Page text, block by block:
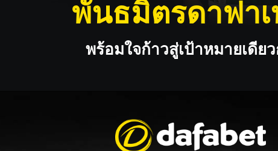
พันธมิตรดาฟา
พร้อมใจก้าวสู่เป้าหมายเดีย